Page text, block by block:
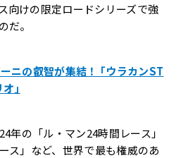
向けの限定ロードシリーズで強
だ。
ニの叡智が集結！ ｢ウラカンST
｣
年の「ル・マン24時間レース」
ス」など、世界で最も権威のあ